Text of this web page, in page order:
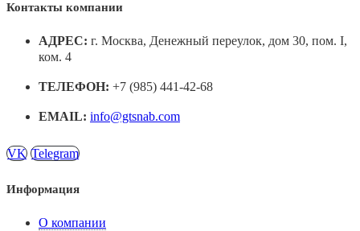
Контакты компании
АДРЕС: г. Москва, Денежный переулок, дом 30, пом. I,
ком. 4
ТЕЛЕФОН: +7 (985) 441-42-68
EMAIL: info@gtsnab.com
VK Telegram
Информация
О компании